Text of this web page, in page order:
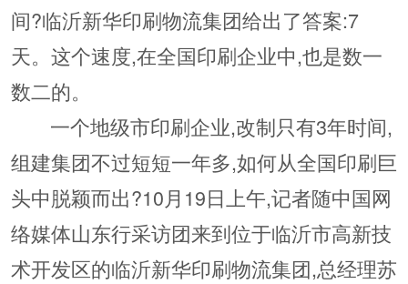
间?临沂新华印刷物流集团给出了答案:7
天。这个速度,在全国印刷企业中,也是数一
数二的。
一个地级市印刷企业,改制只有3年时间,
组建集团不过短短一年多,如何从全国印刷巨
头中脱颖而出?10月19日上午,记者随中国网
络媒体山东行采访团来到位于临沂市高新技
术开发区的临沂新华印刷物流集团,总经理苏